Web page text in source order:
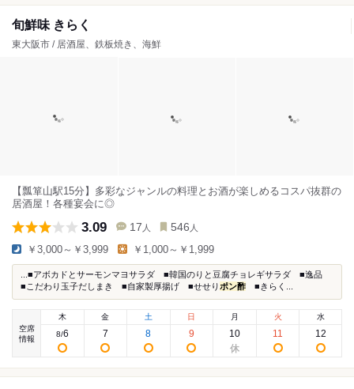
旬鮮味 きらく
東大阪市 / 居酒屋、鉄板焼き、海鮮
【瓢箪山駅15分】多彩なジャンルの料理とお酒が楽しめるコスパ抜群の
居酒屋！各種宴会に◎
3.09 17 人 546 人
￥3,000～￥3,999 ￥1,000～￥1,999
...■アボカドとサーモンマヨサラダ ■韓国のりと豆腐チョレギサラダ ■逸品
■こだわり玉子だしまき ■自家製厚揚げ ■せせり ポン酢 ■きらく...
空席
情報
木
8/6
金
7
土
8
日
9
月
10
火
11
水
12